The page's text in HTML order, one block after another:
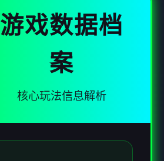
游戏数据档
案
核心玩法信息解析